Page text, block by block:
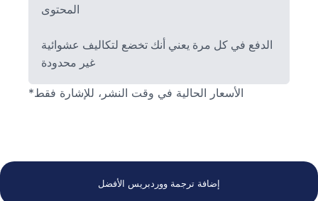
المحتوى
الدفع في كل مرة يعني أنك تخضع لتكاليف عشوائية
غير محدودة
*الأسعار الحالية في وقت النشر، للإشارة فقط
إضافة ترجمة ووردبريس الأفضل